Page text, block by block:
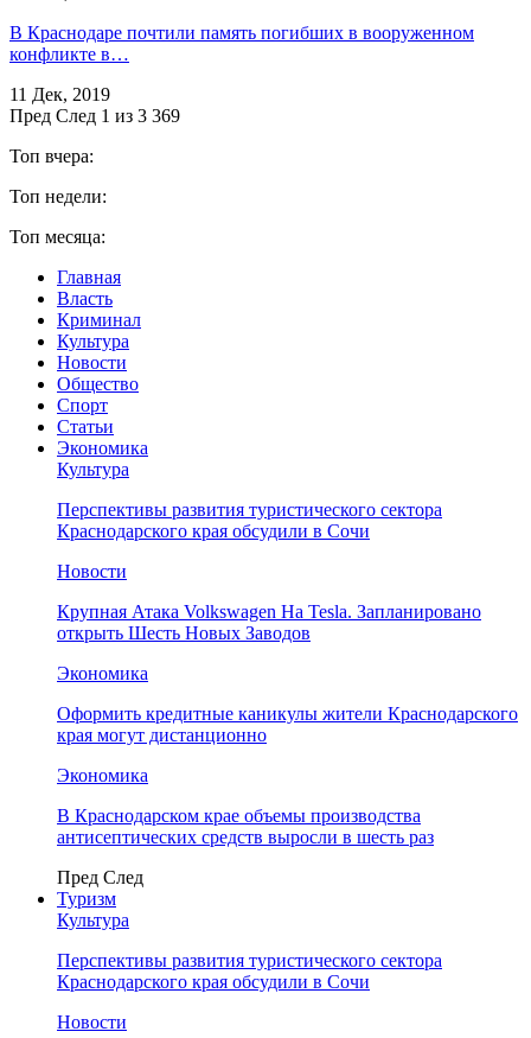
В Краснодаре почтили память погибших в вооруженном
конфликте в…
11 Дек, 2019
Пред След 1 из 3 369
Топ вчера:
Топ недели:
Топ месяца:
Главная
Власть
Криминал
Культура
Новости
Общество
Спорт
Статьи
Экономика
Культура
Перспективы развития туристического сектора
Краснодарского края обсудили в Сочи
Новости
Крупная Атака Volkswagen На Tesla. Запланировано
открыть Шесть Новых Заводов
Экономика
Оформить кредитные каникулы жители Краснодарского
края могут дистанционно
Экономика
В Краснодарском крае объемы производства
антисептических средств выросли в шесть раз
Пред След
Туризм
Культура
Перспективы развития туристического сектора
Краснодарского края обсудили в Сочи
Новости